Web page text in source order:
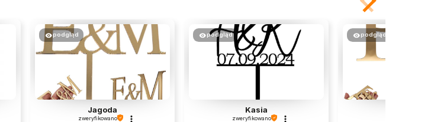
podgląd
Jagoda
zweryfikowano
podgląd
Kasia
zweryfikowano
podgląd